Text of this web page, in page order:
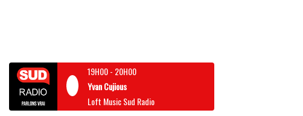
19H00- 20H00
Yvan Cujious
Loft Music Sud Radio